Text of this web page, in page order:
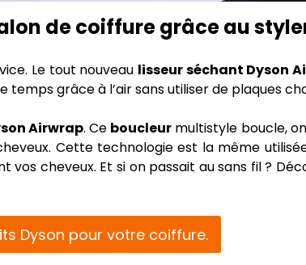
de coiffure grâce au
Le tout nouveau lisseur séchant Dyson
grâce à l’air sans utiliser de plaques
Airwrap. Ce boucleur multistyle boucle,
Cette technologie est la même
cheveux. Et si on passait au sans fil ?
Dyson pour votre coiffure.